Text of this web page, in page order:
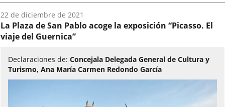
Fecha
del
audio:
22 de diciembre de 2021
La Plaza de San Pablo acoge la exposición “Picasso. El
viaje del Guernica”
Declaraciones de: Concejala Delegada General de Cultura y
Turismo, Ana María Carmen Redondo García